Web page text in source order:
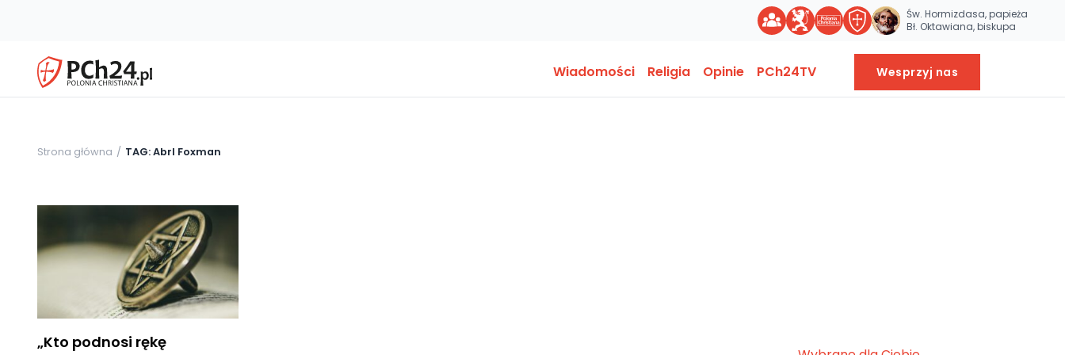
Św. Hormizdasa, papieża
Bł. Oktawiana, biskupa
Wiadomości Religia Opinie PCh24TV Wesprzyj nas
Strona główna TAG: Abrl Foxman
„Kto podnosi rękę